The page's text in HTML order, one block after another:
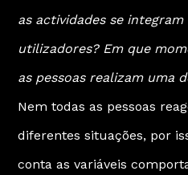
as actividades se
utilizadores? Em que
as pessoas realizam uma
Nem todas as pessoas
diferentes situações, por
conta as variáveis